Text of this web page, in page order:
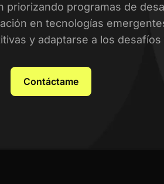
priorizando programas de
en tecnologías
y adaptarse a los
Contáctame